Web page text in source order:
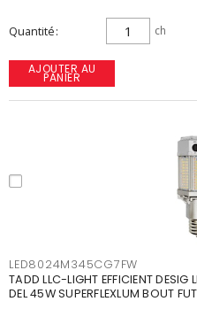
Quantité ch
AJOUTER AU
PANIER
LED8024M345CG7FW
TADD LLC-LIGHT EFFICIENT
DEL 45W SUPERFLEXLUM BOUT